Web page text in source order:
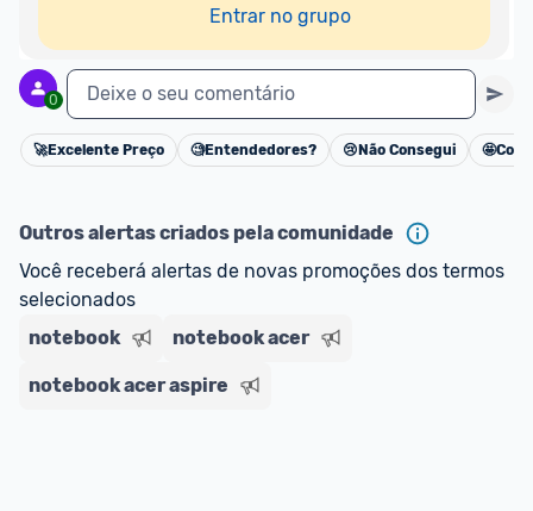
Entrar no grupo
0 Deixe o seu comentário
Cancelar
🚀Excelente Preço 🧐Entendedores? 😢 Não Consegui 🤩
Outros alertas criados pela comunidade
Você receberá alertas de novas promoções dos termos
selecionados
notebook
notebook acer
notebook acer aspire